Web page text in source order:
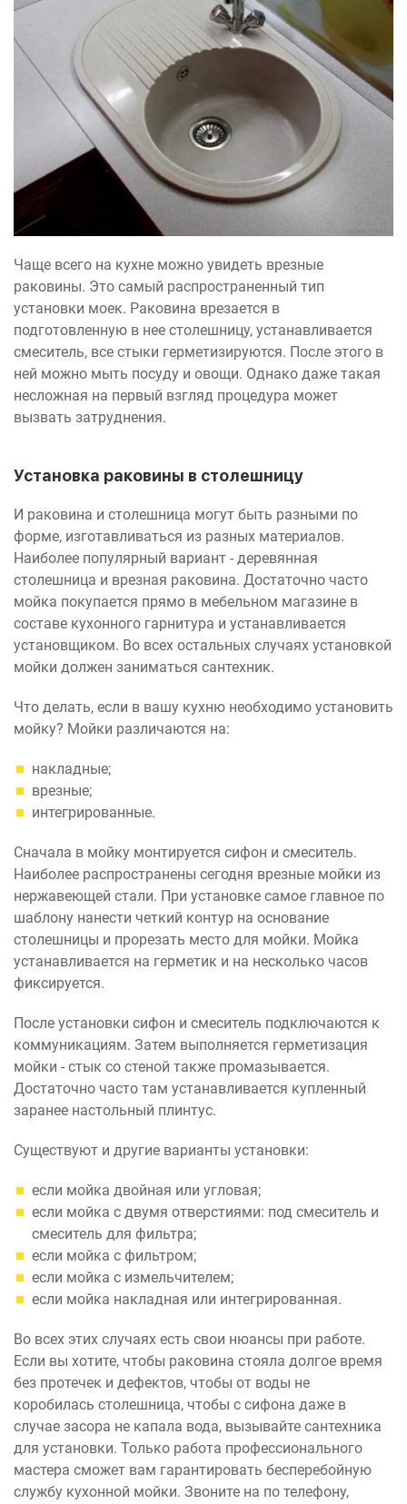
Чаще всего на кухне можно увидеть врезные
раковины. Это самый распространенный тип
установки моек. Раковина врезается в
подготовленную в нее столешницу, устанавливается
смеситель, все стыки герметизируются. После этого в
ней можно мыть посуду и овощи. Однако даже такая
несложная на первый взгляд процедура может
вызвать затруднения.
Установка раковины в столешницу
И раковина и столешница могут быть разными по
форме, изготавливаться из разных материалов.
Наиболее популярный вариант - деревянная
столешница и врезная раковина. Достаточно часто
мойка покупается прямо в мебельном магазине в
составе кухонного гарнитура и устанавливается
установщиком. Во всех остальных случаях установкой
мойки должен заниматься сантехник.
Что делать, если в вашу кухню необходимо установить
мойку? Мойки различаются на:
накладные;
врезные;
интегрированные.
Сначала в мойку монтируется сифон и смеситель.
Наиболее распространены сегодня врезные мойки из
нержавеющей стали. При установке самое главное по
шаблону нанести четкий контур на основание
столешницы и прорезать место для мойки. Мойка
устанавливается на герметик и на несколько часов
фиксируется.
После установки сифон и смеситель подключаются к
коммуникациям. Затем выполняется герметизация
мойки - стык со стеной также промазывается.
Достаточно часто там устанавливается купленный
заранее настольный плинтус.
Существуют и другие варианты установки:
если мойка двойная или угловая;
если мойка с двумя отверстиями: под смеситель и
смеситель для фильтра;
если мойка с фильтром;
если мойка с измельчителем;
если мойка накладная или интегрированная.
Во всех этих случаях есть свои нюансы при работе.
Если вы хотите, чтобы раковина стояла долгое время
без протечек и дефектов, чтобы от воды не
коробилась столешница, чтобы с сифона даже в
случае засора не капала вода, вызывайте сантехника
для установки. Только работа профессионального
мастера сможет вам гарантировать бесперебойную
службу кухонной мойки. Звоните на по телефону,